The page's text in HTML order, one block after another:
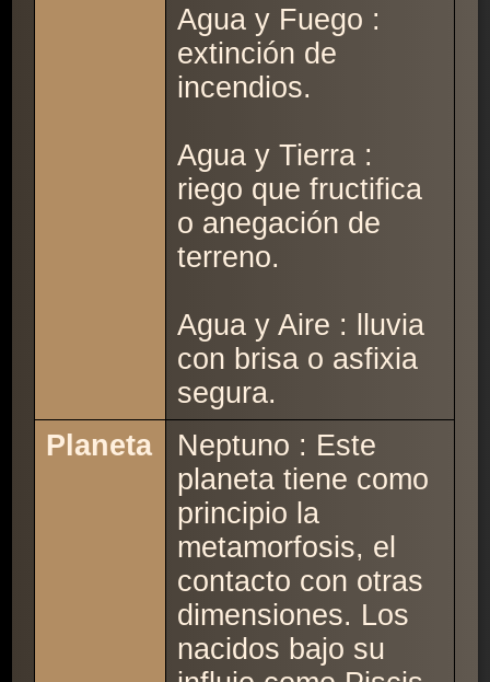
Agua y Fuego :
extinción de
incendios.
Agua y Tierra :
riego que fructifica
o anegación de
terreno.
Agua y Aire : lluvia
con brisa o asfixia
segura.
Planeta
Neptuno : Este
planeta tiene como
principio la
metamorfosis, el
contacto con otras
dimensiones. Los
nacidos bajo su